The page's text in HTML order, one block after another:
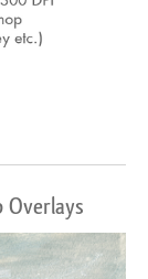
Overlays